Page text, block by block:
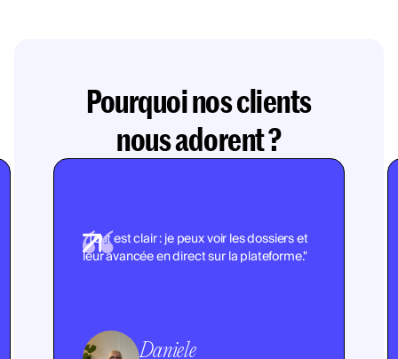
Pourquoi nos clients
nous adorent ?
"Tout est clair : je peux voir les dossiers et
leur avancée en direct sur la plateforme."
Daniele